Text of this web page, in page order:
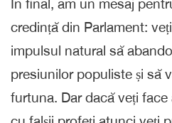
În final, am un mesaj
credință din Parlament:
impulsul natural să
presiunilor populiste și să
furtuna. Dar dacă veți